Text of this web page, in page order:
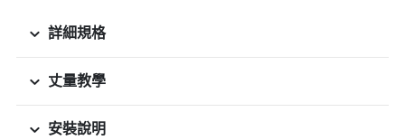
詳細規格
丈量教學
安裝說明